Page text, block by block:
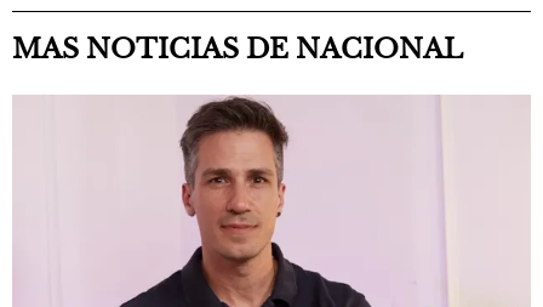
MAS NOTICIAS DE NACIONAL